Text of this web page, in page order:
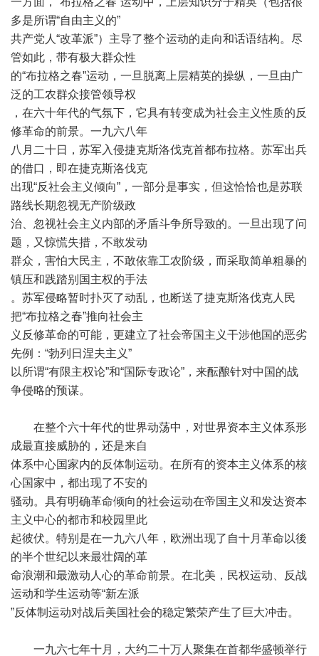
多是所谓“自由主义的”
共产党人“改革派”）主导了整个运动的走向和话语结构。尽
管如此，带有极大群众性
的“布拉格之春”运动，一旦脱离上层精英的操纵，一旦由广
泛的工农群众接管领导权
，在六十年代的气氛下，它具有转变成为社会主义性质的反
修革命的前景。一九六八年
八月二十日，苏军入侵捷克斯洛伐克首都布拉格。苏军出兵
的借口，即在捷克斯洛伐克
出现“反社会主义倾向”，一部分是事实，但这恰恰也是苏联
路线长期忽视无产阶级政
治、忽视社会主义内部的矛盾斗争所导致的。一旦出现了问
题，又惊慌失措，不敢发动
群众，害怕大民主，不敢依靠工农阶级，而采取简单粗暴的
镇压和践踏别国主权的手法
。苏军侵略暂时扑灭了动乱，也断送了捷克斯洛伐克人民
把“布拉格之春”推向社会主
义反修革命的可能，更建立了社会帝国主义干涉他国的恶劣
先例：“勃列日涅夫主义”
以所谓“有限主权论”和“国际专政论”，来酝酿针对中国的战
争侵略的预谋。
在整个六十年代的世界动荡中，对世界资本主义体系形
成最直接威胁的，还是来自
体系中心国家内的反体制运动。在所有的资本主义体系的核
心国家中，都出现了不安的
骚动。具有明确革命倾向的社会运动在帝国主义和发达资本
主义中心的都市和校园里此
起彼伏。特别是在一九六八年，欧洲出现了自十月革命以後
的半个世纪以来最壮阔的革
命浪潮和最激动人心的革命前景。在北美，民权运动、反战
运动和学生运动等“新左派
”反体制运动对战后美国社会的稳定繁荣产生了巨大冲击。
一九六七年十月，大约二十万人聚集在首都华盛顿举行